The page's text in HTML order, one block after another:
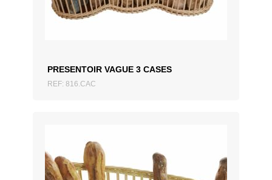
PRESENTOIR VAGUE 3 CASES
REF: 816.CAC